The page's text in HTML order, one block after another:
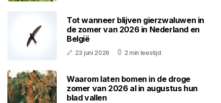
Tot wanneer blijven gierzwaluwen in
de zomer van 2026 in Nederland en
België
23 juni 2026 2 min leestijd
Waarom laten bomen in de droge
zomer van 2026 al in augustus hun
blad vallen